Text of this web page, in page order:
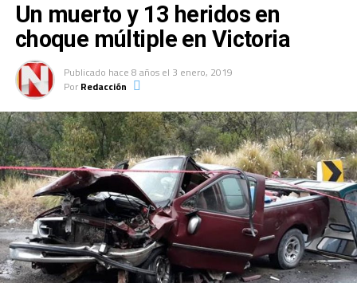
Un muerto y 13 heridos en
choque múltiple en Victoria
Publicado hace 8 años el 3 enero, 2019
Por Redacción